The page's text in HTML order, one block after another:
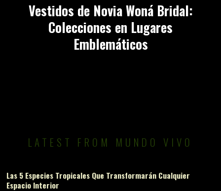
Vestidos de Novia Woná Bridal:
Colecciones en Lugares
Emblemáticos
LATEST FROM MUNDO VIVO
Las 5 Especies Tropicales Que Transformarán Cualquier
Espacio Interior